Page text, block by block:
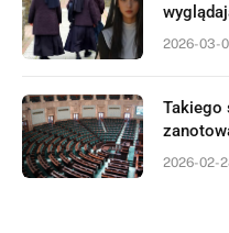
2026-03-
Takiego
2026-02-